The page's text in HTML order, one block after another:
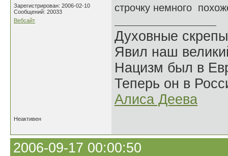
Зарегистрирован: 2006-02-10
Сообщений: 20033
Вебсайт
строчку немного
Духовные
Явил наш
Нацизм был в
Теперь он в
Алиса Деева
Неактивен
2006-09-17 00:00:50